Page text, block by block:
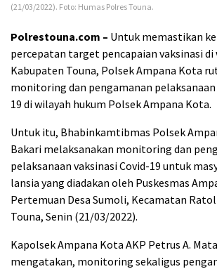
(21/03/2022). Foto: Humas Polres Touna.
Polrestouna.com – Untuk memastikan
percepatan target pencapaian vaksinasi di
Kabupaten Touna, Polsek Ampana Kota
monitoring dan pengamanan pelaksanaan
19 di wilayah hukum Polsek Ampana Kota.
Untuk itu, Bhabinkamtibmas Polsek
Bakari melaksanakan monitoring dan
pelaksanaan vaksinasi Covid-19 untuk
lansia yang diadakan oleh Puskesmas
Pertemuan Desa Sumoli, Kecamatan
Touna, Senin (21/03/2022).
Kapolsek Ampana Kota AKP Petrus A.
mengatakan, monitoring sekaligus